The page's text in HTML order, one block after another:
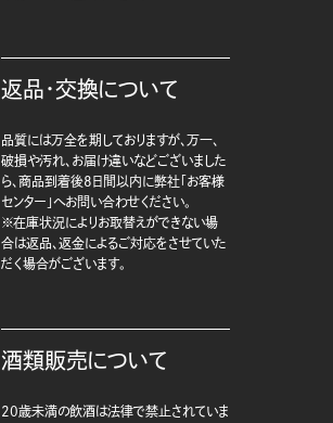
返品・交換について
品質には万全を期しておりますが、万一、
破損や汚れ、お届け違いなどございました
ら、商品到着後8日間以内に弊社「お客様
センター」へお問い合わせください。
※在庫状況によりお取替えができない場
合は返品、返金によるご対応をさせていた
だく場合がございます。
酒類販売について
20歳未満の飲酒は法律で禁止されていま